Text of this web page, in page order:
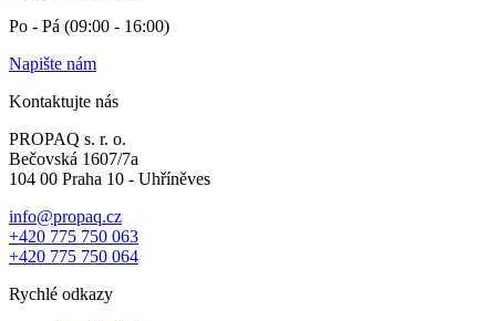
Po - Pá (09:00 - 16:00)
Napište nám
Kontaktujte nás
PROPAQ s. r. o.
Bečovská 1607/7a
104 00 Praha 10 - Uhříněves
info@propaq.cz
+420 775 750 063
+420 775 750 064
Rychlé odkazy